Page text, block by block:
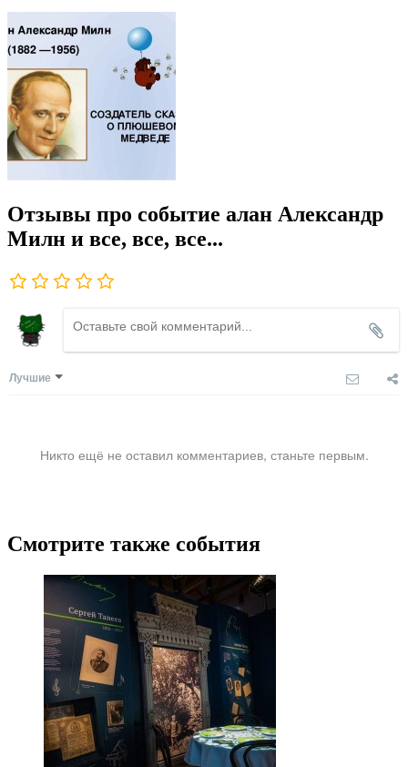
Отзывы про событие алан Александр
Милн и все, все, все...
Лучшие
Никто ещё не оставил комментариев, станьте первым.
Смотрите также события